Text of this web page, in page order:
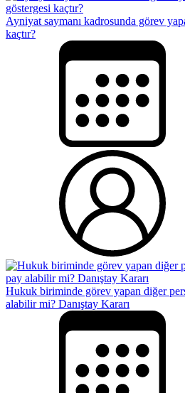
Ayniyat saymanı kadrosunda görev
kaçtır?
Hukuk biriminde görev yapan diğer
alabilir mi? Danıştay Kararı